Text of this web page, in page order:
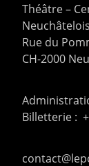
Théâtre –
Neuchâtelois
Rue du
CH-2000
Billetterie :